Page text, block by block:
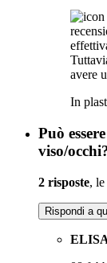
avere
In
Può
viso/
2 risposte,
Rispondi a